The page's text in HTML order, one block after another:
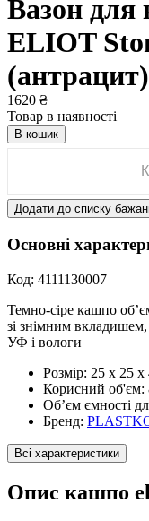
Вазон для
ELIOT
(антрацит)
1620 ₴
Товар в наявності
В кошик
Додати до списку
Основні
Код: 4111130007
Темно-сіре кашпо
зі знімним
УФ і вологи
Розмір: 25 х 25 х
Корисний об'єм:
Об’єм ємності
Бренд:
Всі характеристики
Опис кашпо